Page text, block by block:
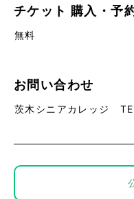
チケット 購入・予
無料
お問い合わせ
茨木シニアカレッジ